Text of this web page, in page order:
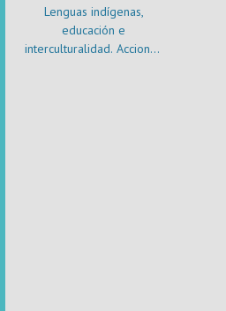
Lenguas indígenas,
educación e
interculturalidad. Acciones